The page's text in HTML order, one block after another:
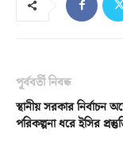
পূর্ববর্তী নিবন্ধ
স্থানীয় সরকার নির্বাচন
পরিকল্পনা ধরে ইসির